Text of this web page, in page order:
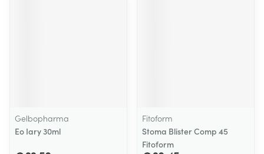
Gelbopharma
Eo Iary 30ml
Fitoform
Stoma Blister Comp 45
Fitoform